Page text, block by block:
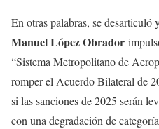
En otras palabras, se desarticuló
Manuel López Obrador
“Sistema Metropolitano de
romper el Acuerdo Bilateral de
si las sanciones de 2025 serán
con una degradación de